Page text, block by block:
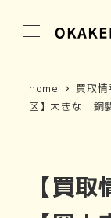
home 買取情
区】大きな 銅
【買